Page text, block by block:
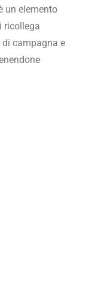
un elemento
ricollega
campagna e